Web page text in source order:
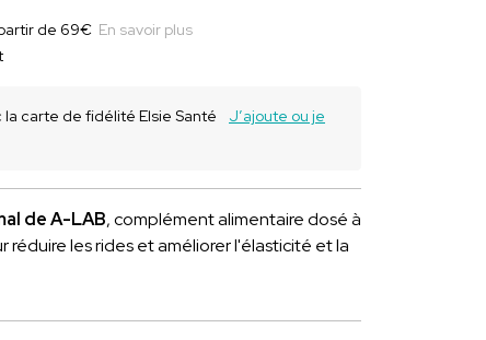
de 69€ En savoir plus
la carte de fidélité Elsie Santé
J’ajoute ou je
de A-LAB, complément alimentaire dosé à
réduire les rides et améliorer l'élasticité et la